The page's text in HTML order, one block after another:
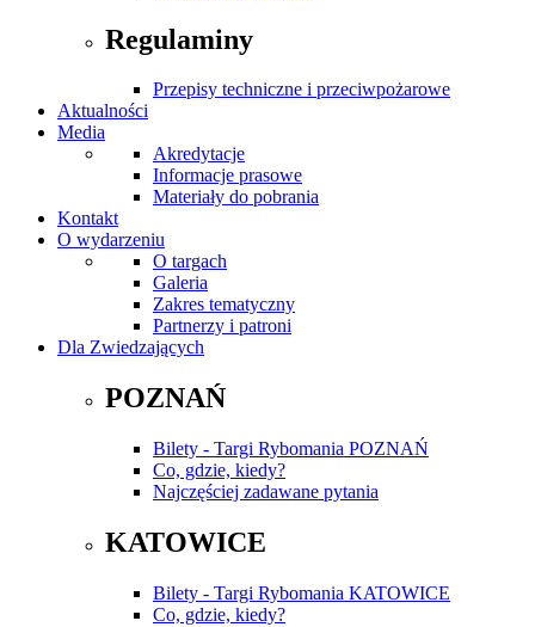
Regulaminy
Przepisy techniczne i przeciwpożarowe
Aktualności
Media
Akredytacje
Informacje prasowe
Materiały do pobrania
Kontakt
O wydarzeniu
O targach
Galeria
Zakres tematyczny
Partnerzy i patroni
Dla Zwiedzających
POZNAŃ
Bilety - Targi Rybomania POZNAŃ
Co, gdzie, kiedy?
Najczęściej zadawane pytania
KATOWICE
Bilety - Targi Rybomania KATOWICE
Co, gdzie, kiedy?